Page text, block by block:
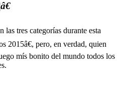
tres categorí­as durante esta
2015â€, pero, en verdad, quien
mís bonito del mundo todos los